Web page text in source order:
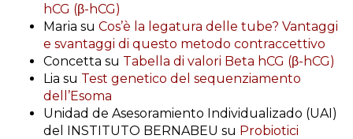
hCG (β-hCG)
Maria su Cos’è la legatura delle tube? Vantaggi
e svantaggi di questo metodo contraccettivo
Concetta su Tabella di valori Beta hCG (β-hCG)
Lia su Test genetico del sequenziamento
dell’Esoma
Unidad de Asesoramiento Individualizado (UAI)
del INSTITUTO BERNABEU su Probiotici